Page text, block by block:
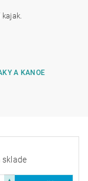
A KANOE
sklade